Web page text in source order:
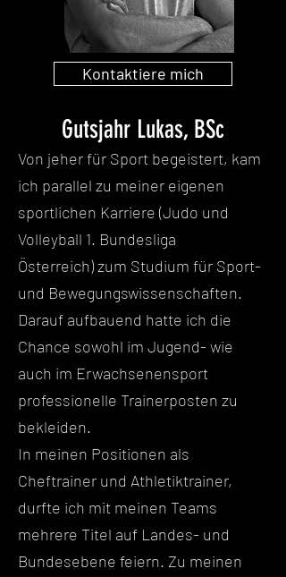
Kontaktiere mich
Gutsjahr Lukas, BSc
Von jeher für Sport begeistert, kam
ich parallel zu meiner eigenen
sportlichen Karriere (Judo und
Volleyball 1. Bundesliga
Österreich) zum Studium für Sport-
und Bewegungswissenschaften.
Darauf aufbauend hatte ich die
Chance sowohl im Jugend- wie
auch im Erwachsenensport
professionelle Trainerposten zu
bekleiden.
In meinen Positionen als
Cheftrainer und Athletiktrainer,
durfte ich mit meinen Teams
mehrere Titel auf Landes- und
Bundesebene feiern. Zu meinen